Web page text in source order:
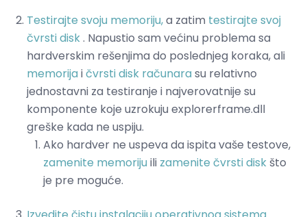
Testirajte svoju memoriju,a zatim testirajte svoj
čvrsti disk. Napustio sam većinu problema sa
hardverskim rešenjima do poslednjeg koraka, ali
memorijaičvrsti disk računarasu relativno
jednostavni za testiranje i najverovatnije su
komponente koje uzrokuju explorerframe.dll
greške kada ne uspiju.
Ako hardver ne uspeva da ispita vaše testove,
zamenite memorijuili zamenite čvrsti disk što
je pre moguće.